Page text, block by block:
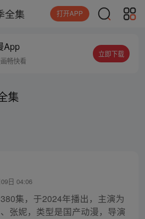
全集 打开APP
App
畅快看
立即下载
集
日 04:06
集，于2024年播出，主演为
张妮，类型是国产动漫，导演